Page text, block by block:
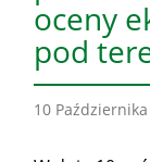
oceny
pod
10